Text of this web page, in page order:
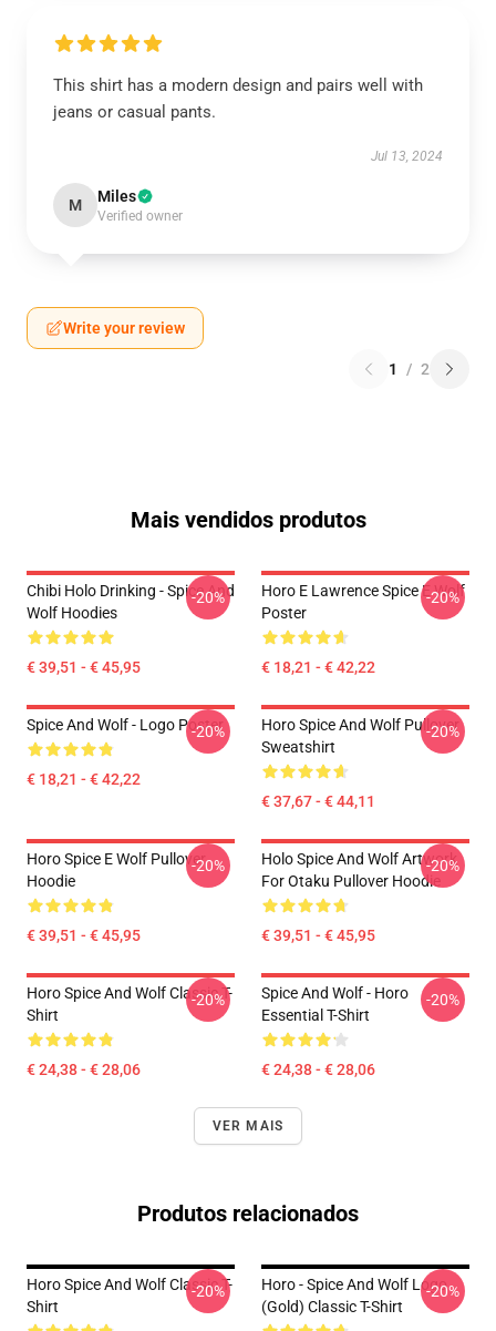
This shirt has a modern design and pairs well with
jeans or casual pants.
Jul 13, 2024
M Miles
Verified owner
Write your review
1 / 2
Mais vendidos produtos
Chibi Holo Drinking - Spice And
Wolf Hoodies
€ 39,51 - € 45,95
-20%
Horo E Lawrence Spice E Wolf
Poster
€ 18,21 - € 42,22
-20%
Spice And Wolf - Logo Poster
€ 18,21 - € 42,22
-20%
Horo Spice And Wolf Pullover
Sweatshirt
€ 37,67 - € 44,11
-20%
Horo Spice E Wolf Pullover
Hoodie
€ 39,51 - € 45,95
-20%
Holo Spice And Wolf Artwork
For Otaku Pullover Hoodie
€ 39,51 - € 45,95
-20%
Horo Spice And Wolf Classic T-
Shirt
€ 24,38 - € 28,06
-20%
Spice And Wolf - Horo
Essential T-Shirt
€ 24,38 - € 28,06
-20%
VER MAIS
Produtos relacionados
Horo Spice And Wolf Classic T-
Shirt
-20%
Horo - Spice And Wolf Logo
(Gold) Classic T-Shirt
-20%